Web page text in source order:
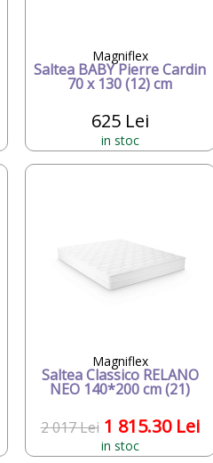
Magniflex
Saltea BABY Pierre Cardin
70 x 130 (12) cm
625 Lei
in stoc
Magniflex
Saltea Classico RELANO
NEO 140*200 cm (21)
2 017 Lei 1 815.30 Lei
in stoc